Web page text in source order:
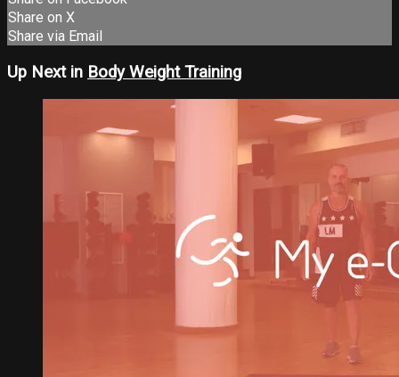
Share on X
Share via Email
Up Next in Body Weight Training